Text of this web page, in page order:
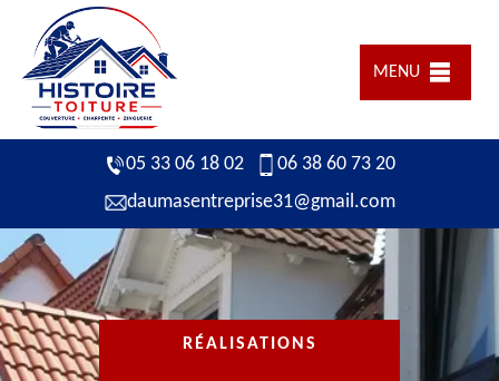
MENU
05 33 06 18 02
06 38 60 73 20
daumasentreprise31@gmail.com
RÉALISATIONS